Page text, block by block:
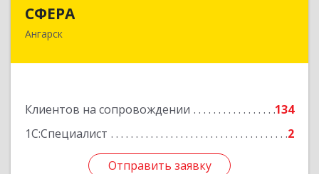
СФЕРА
Ангарск
Клиентов на сопровождении
134
1С:Специалист
2
Отправить заявку
665816, Иркутская обл, Ангарск г, 177-й кв-л,
Отправить заявку